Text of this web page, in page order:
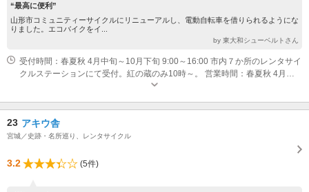
“最高に便利”
山形市コミュニティーサイクルにリニューアルし、電動自転車を借りられるようにな
りました。エコバイクをイ...
by 東大和シューベルトさん
受付時間：春夏秋 4月中旬～10月下旬 9:00～16:00 市内７か所のレンタサイ
クルステーションにて受付。紅の蔵のみ10時～。 営業時間：春夏秋 4月中
旬～10月下旬 9:00～17:00 当日の時間内に返却ください。 どのステーショ
23 アキウ舎
宮城／史跡・名所巡り、レンタサイクル
3.2 (5件)